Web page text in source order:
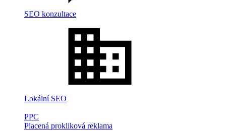
SEO konzultace
Lokální SEO
PPC
Placená prokliková reklama